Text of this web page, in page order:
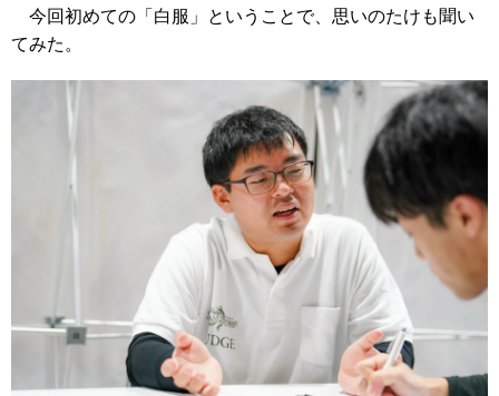
今回初めての「白服」ということで、思いのたけも聞い
てみた。